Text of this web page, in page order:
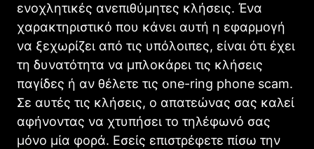
ενοχλητικές ανεπιθύμητες κλήσεις. Ένα
χαρακτηριστικό που κάνει αυτή η εφαρμογή
να ξεχωρίζει από τις υπόλοιπες, είναι ότι έχει
τη δυνατότητα να μπλοκάρει τις κλήσεις
παγίδες ή αν θέλετε τις one-ring phone scam.
Σε αυτές τις κλήσεις, ο απατεώνας σας καλεί
αφήνοντας να χτυπήσει το τηλέφωνό σας
μόνο μία φορά. Εσείς επιστρέφετε πίσω την